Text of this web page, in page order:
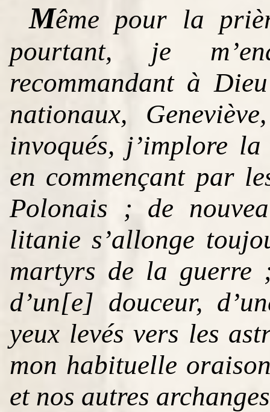
Même pour la
pourtant, je
recommandant à
nationaux,
invoqués, j’implore
en commençant par
Polonais ; de
litanie s’allonge
martyrs de la guerre
d’un[e] douceur,
yeux levés vers les
mon habituelle
et nos autres